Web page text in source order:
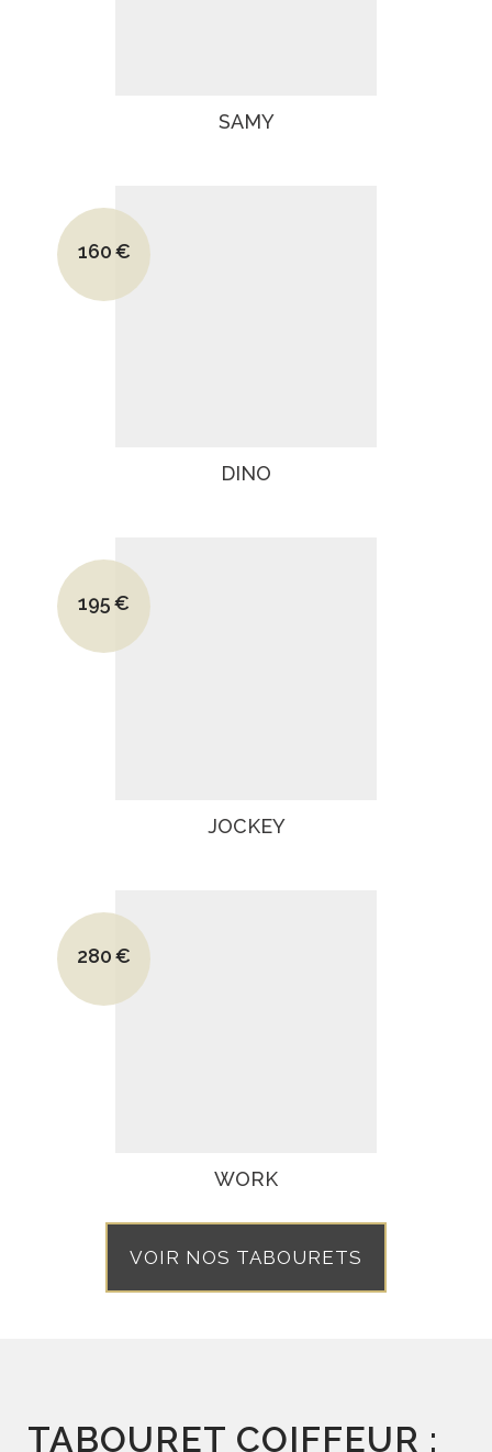
SAMY
Le prix initial était : 225€.
160€
Le prix actuel est : 160€.
DINO
Le prix initial était : 265€.
195€
Le prix actuel est : 195€.
JOCKEY
Le prix initial était : 380€.
280€
Le prix actuel est : 280€.
WORK
VOIR NOS TABOURETS
TABOURET COIFFEUR :